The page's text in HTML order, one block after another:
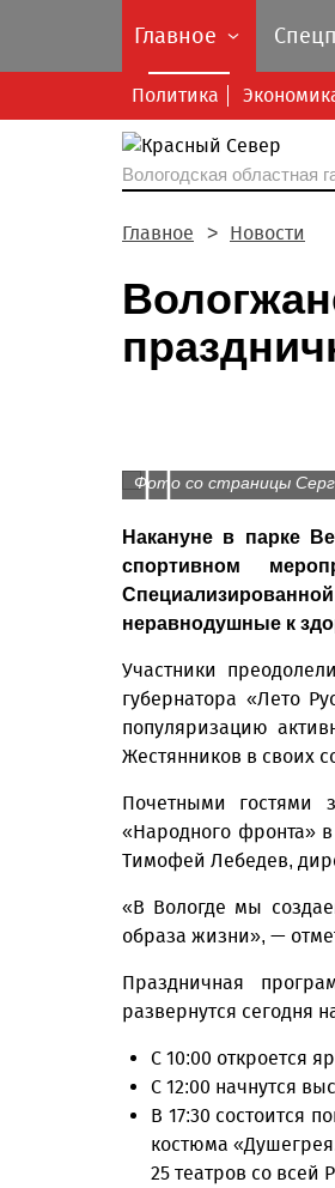
Главное
Политика
Вологодская областная
Главное Новости
Prev
Фото со страницы
Накануне в парке
спортивном
неравнодушные к
Участники
губернатора «Лето
популяризацию
Жестянников в своих
Почетными гостями
«Народного фронта»
Тимофей Лебедев,
«В Вологде мы
образа жизни», —
Праздничная
развернутся сегодня
С 10:00 откроется
С 12:00 начнутся
В 17:30 состоится
костюма
25 театров со всей